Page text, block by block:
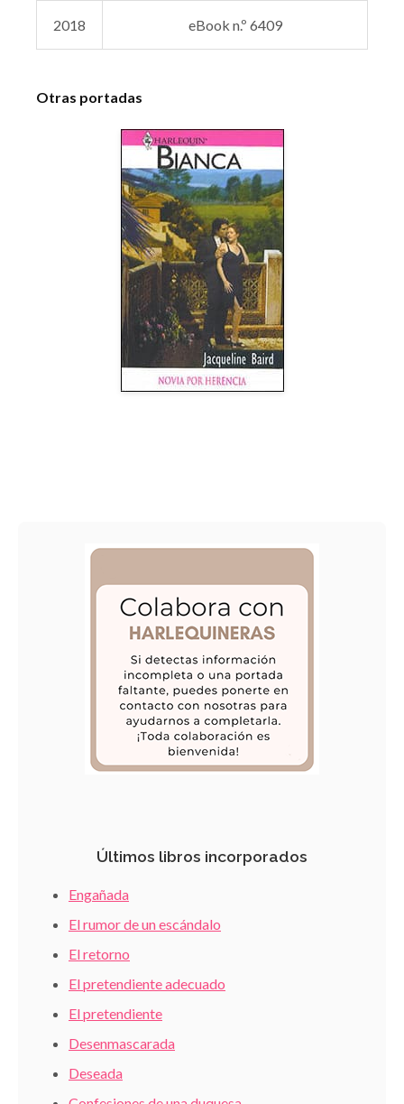
2018 eBook n.º 6409
Otras portadas
Últimos libros incorporados
Engañada
El rumor de un escándalo
El retorno
El pretendiente adecuado
El pretendiente
Desenmascarada
Deseada